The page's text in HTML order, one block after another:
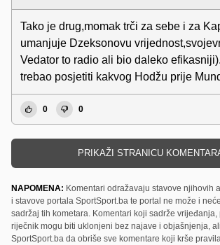
Tako je drug,momak trči za sebe i za
umanjuje Dzeksonovu
Vedator to radio ali bio daleko
trebao posjetiti kakvog Hodžu prije
0 0
PRIKAŽI STRANICU
NAPOMENA: Komentari odražavaju stavove njihovih
i stavove portala SportSport.ba te portal ne može i
sadržaj tih kometara. Komentari koji sadrže
riječnik mogu biti uklonjeni bez najave i objašnjenja,
SportSport.ba da obriše sve komentare koji krše